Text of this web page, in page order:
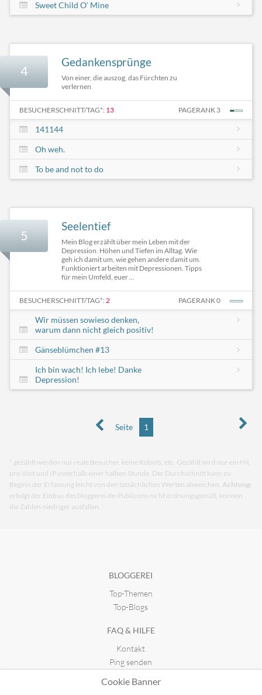
Sweet Child O‘ Mine
4
Gedankensprünge
Von einer, die auszog, das Fürchten zu
verlernen
BESUCHERSCHNITT/TAG*: 13 PAGERANK 3
141144
Oh weh.
To be and not to do
5
Seelentief
Mein Blog erzählt über mein Leben mit der
Depression. Höhen und Tiefen im Alltag. Wie
geh ich damit um, wie gehen andere damit um.
Funktioniert arbeiten mit Depressionen. Tipps
für mein Umfeld, euer ...
BESUCHERSCHNITT/TAG*: 2 PAGERANK 0
Wir müssen sowieso denken,
warum dann nicht gleich positiv!
Gänseblümchen #13
Ich bin wach! Ich lebe! Danke
Depression!
Seite 1
* gezählt werden nur reale Besucher, keine Robots, etc. Gezählt wird nur ein Hit
pro Visit und IP innerhalb einer halben Stunde. Der Durchschnitt kann zu
Beginn der Erfassung leicht von den tatsächlichen Werten abweichen. Achtung:
erfolgt der Einbau des bloggerei.de-Publicons nicht ordnungsgemäß, können
die Zahlen niedriger ausfallen.
BLOGGEREI
Top-Themen
Top-Blogs
FAQ & HILFE
Kontakt
Ping senden
Cookie Banner